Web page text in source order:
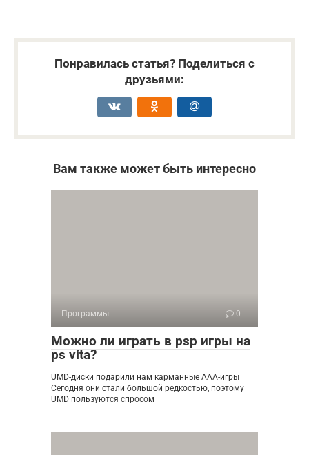
Понравилась статья? Поделиться с
друзьями:
Вам также может быть интересно
Программы 0
Можно ли играть в psp игры на
ps vita?
UMD-диски подарили нам карманные AAA-игры
Сегодня они стали большой редкостью, поэтому
UMD пользуются спросом